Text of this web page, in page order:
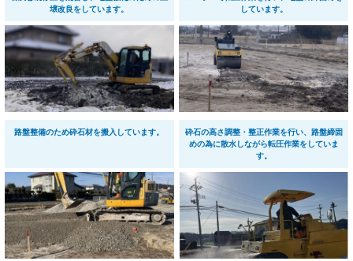
壌改良をしています。
しています。
路盤整備のため砕石材を搬入しています。
砕石の高さ調整・整正作業を行い、路盤締固
めの為に散水しながら転圧作業をしていま
す。